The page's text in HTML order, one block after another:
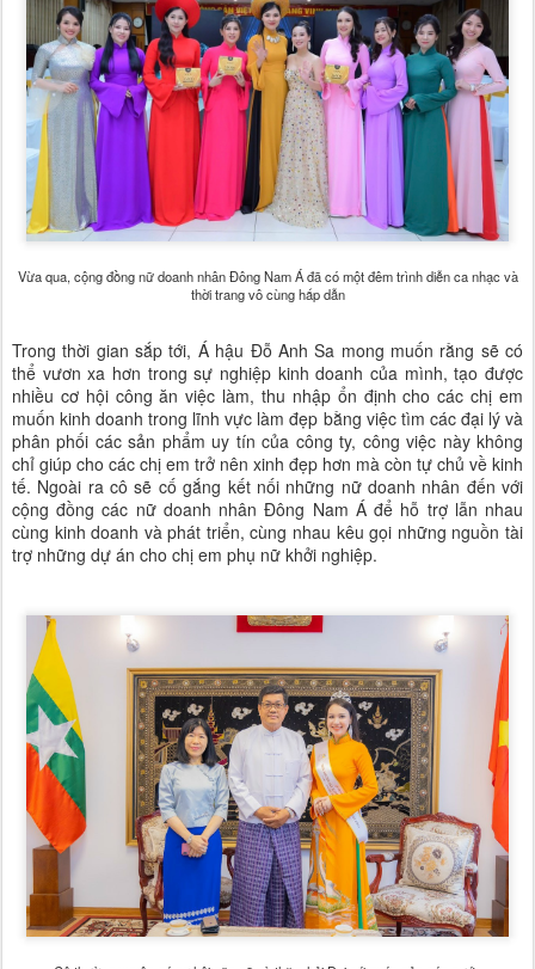
Vừa qua, cộng đồng nữ doanh nhân Đông Nam Á đã có một đêm trình diễn ca nhạc và
thời trang vô cùng hấp dẫn
Trong thời gian sắp tới, Á hậu Đỗ Anh Sa mong muốn rằng sẽ có
thể vươn xa hơn trong sự nghiệp kinh doanh của mình, tạo được
nhiều cơ hội công ăn việc làm, thu nhập ổn định cho các chị em
muốn kinh doanh trong lĩnh vực làm đẹp bằng việc tìm các đại lý và
phân phối các sản phẩm uy tín của công ty, công việc này không
chỉ giúp cho các chị em trở nên xinh đẹp hơn mà còn tự chủ về kinh
tế. Ngoài ra cô sẽ cố gắng kết nối những nữ doanh nhân đến với
cộng đồng các nữ doanh nhân Đông Nam Á để hỗ trợ lẫn nhau
cùng kinh doanh và phát triển, cùng nhau kêu gọi những nguồn tài
trợ những dự án cho chị em phụ nữ khởi nghiệp.